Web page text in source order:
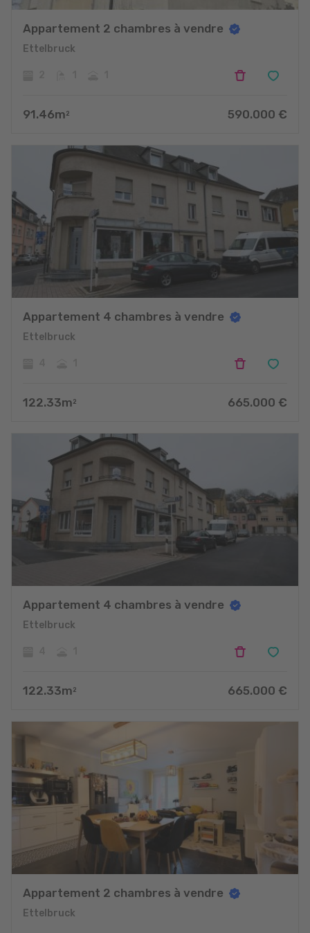
Appartement 2 chambres à vendre
Ettelbruck
91.46m 2 590.000 €
Appartement 4 chambres à vendre
Ettelbruck
122.33m 2 665.000 €
Appartement 4 chambres à vendre
Ettelbruck
122.33m 2 665.000 €
Appartement 2 chambres à vendre
Ettelbruck